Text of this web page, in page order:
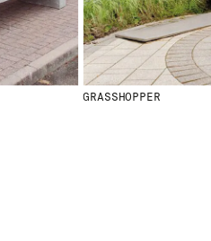
GRASSHOPPER